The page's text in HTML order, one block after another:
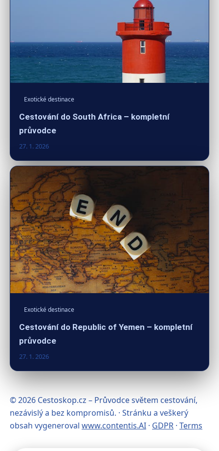
Exotické destinace
Cestování do South Africa – kompletní
průvodce
27. 1. 2026
Exotické destinace
Cestování do Republic of Yemen – kompletní
průvodce
27. 1. 2026
© 2026 Cestoskop.cz – Průvodce světem cestování,
nezávislý a bez kompromisů. · Stránku a veškerý
obsah vygeneroval www.contentis.AI · GDPR · Terms